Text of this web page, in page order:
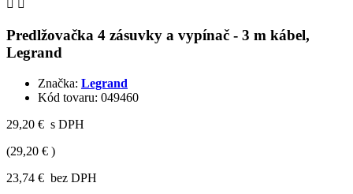
 
Predlžovačka 4 zásuvky a vypínač - 3 m kábel,
Legrand
Značka: Legrand
Kód tovaru: 049460
29,20 € s DPH
(29,20 € )
23,74 € bez DPH